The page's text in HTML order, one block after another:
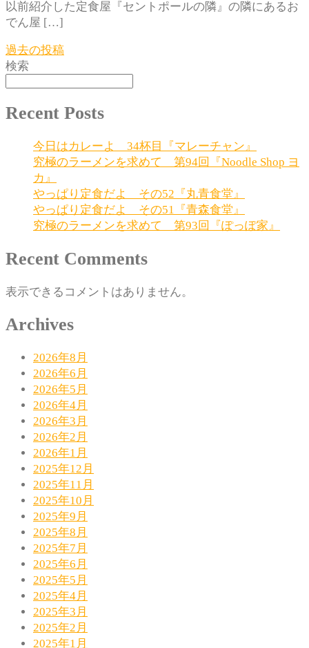
以前紹介した定食屋『セントポールの隣』の隣にあるお
でん屋 […]
投
稿
ナ
過去の投稿
検索
Recent Posts
今日はカレーよ 34杯目『マレーチャン』
究極のラーメンを求めて 第94回『Noodle Shop ヨ
カ』
やっぱり定食だよ その52『丸青食堂』
やっぱり定食だよ その51『青森食堂』
究極のラーメンを求めて 第93回『ぽっぽ家』
Recent Comments
表示できるコメントはありません。
Archives
2026年8月
2026年6月
2026年5月
2026年4月
2026年3月
2026年2月
2026年1月
2025年12月
2025年11月
2025年10月
2025年9月
2025年8月
2025年7月
2025年6月
2025年5月
2025年4月
2025年3月
2025年2月
2025年1月